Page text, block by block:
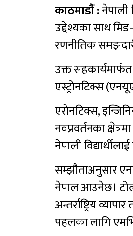
काठमाडौं :नेपाली
उद्देश्यका साथ
रणनीतिक
उक्त
एस्ट्रोनटिक्स
एरोनटिक्स,
नवप्रवर्तनका
नेपाली
सम्झौताअनुसार
नेपाल आउनेछ।
अन्तर्राष्ट्रिय
पहलका लागि